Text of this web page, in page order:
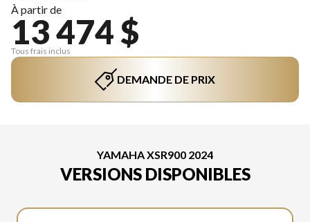
À partir de
13 474 $
Tous frais inclus
DEMANDE DE PRIX
YAMAHA XSR900 2024
VERSIONS DISPONIBLES